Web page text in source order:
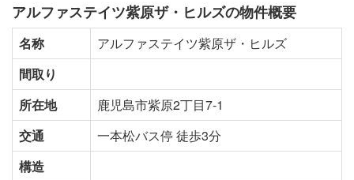
アルファステイツ紫原ザ・ヒルズの物件概要
名称
アルファステイツ紫原ザ・ヒルズ
間取り
所在地
鹿児島市紫原2丁目7-1
交通
一本松バス停 徒歩3分
構造